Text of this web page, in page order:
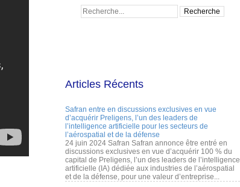
Articles Récents
Safran entre en discussions exclusives en vue
d’acquérir Preligens, l’un des leaders de
l’intelligence artificielle pour les secteurs de
l’aérospatial et de la défense
24 juin 2024 Safran Safran annonce être entré en
discussions exclusives en vue d’acquérir 100 % du
capital de Preligens, l’un des leaders de l’intelligence
artificielle (IA) dédiée aux industries de l’aérospatial
et de la défense, pour une valeur d’entreprise...